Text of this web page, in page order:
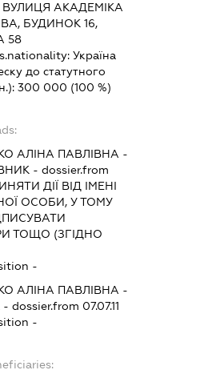
ВУЛИЦЯ АКАДЕМІКА
БУДИНОК 16,
58
Україна
до статутного
300 000 (100 %)
АЛІНА ПАВЛІВНА -
- dossier.from
ДІЇ ВІД ІМЕНІ
ОСОБИ, У ТОМУ
ТОЩО (ЗГІДНО
-
АЛІНА ПАВЛІВНА -
- dossier.from 07.07.11
-